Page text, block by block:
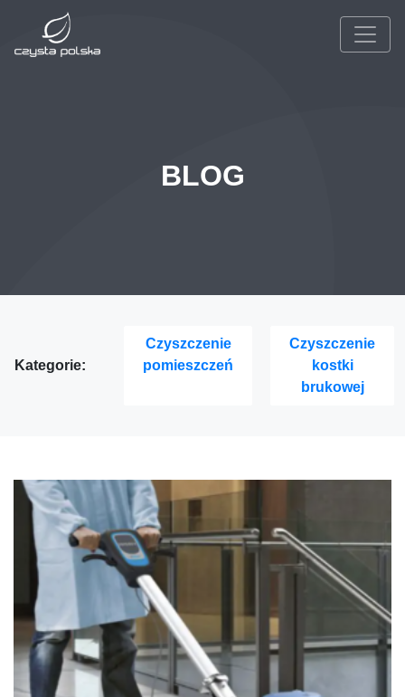
BLOG
Kategorie:
Czyszczenie
pomieszczeń
Czyszczenie
kostki
brukowej